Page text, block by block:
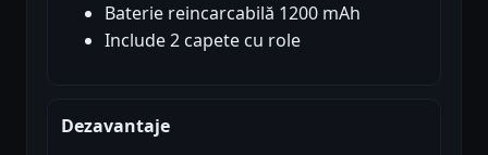
Baterie reincarcabilă 1200 mAh
Include 2 capete cu role
Dezavantaje